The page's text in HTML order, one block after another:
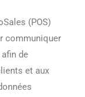
(POS)
communiquer
de
et aux